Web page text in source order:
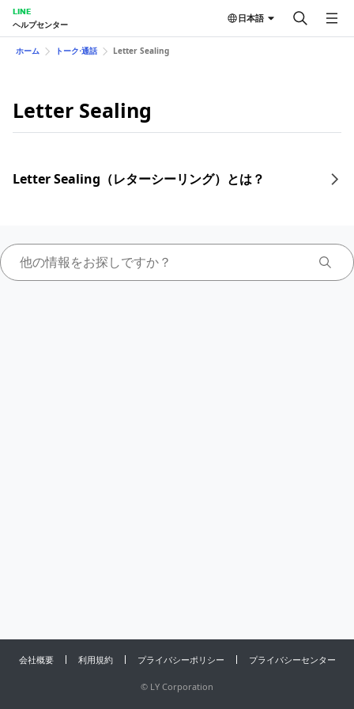
LINE
ヘルプセンター
日本語
ホーム トーク⋅通話 Letter Sealing
Letter Sealing
Letter Sealing（レターシーリング）とは？
会社概要 利用規約 プライバシーポリシー プライバシーセンター
© LY Corporation